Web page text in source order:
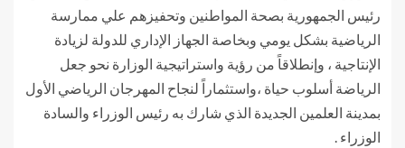
رئيس الجمهورية بصحة المواطنين وتحفيزهم علي ممارسة
الرياضية بشكل يومي وبخاصة الجهاز الإداري للدولة لزيادة
الإنتاجية ، وإنطلاقاً من رؤية واستراتيجية الوزارة نحو جعل
الرياضة أسلوب حياة ،واستثماراً لنجاح المهرجان الرياضي الأول
بمدينة العلمين الجديدة الذي شارك به رئيس الوزراء والسادة
الوزراء .